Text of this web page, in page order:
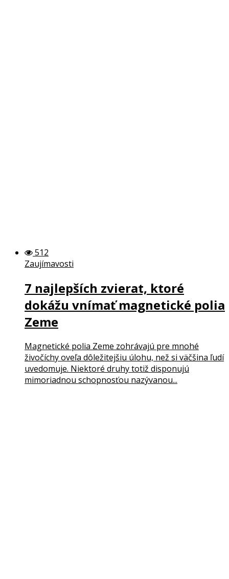
512
Zaujímavosti
7 najlepších zvierat, ktoré
dokážu vnímať magnetické polia
Zeme
Magnetické polia Zeme zohrávajú pre mnohé
živočíchy oveľa dôležitejšiu úlohu, než si väčšina ľudí
uvedomuje. Niektoré druhy totiž disponujú
mimoriadnou schopnosťou nazývanou...